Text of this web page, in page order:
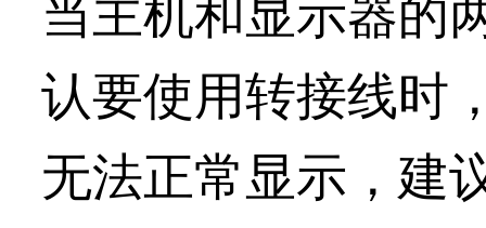
当主机和显示器的
认要使用转接线时
无法正常显示，建